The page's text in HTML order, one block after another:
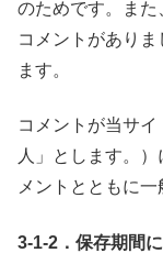
のためです。ま
コメントがあり
ます。
コメントが当サ
人」とします。
メントとともに一
3-1-2．保存期間